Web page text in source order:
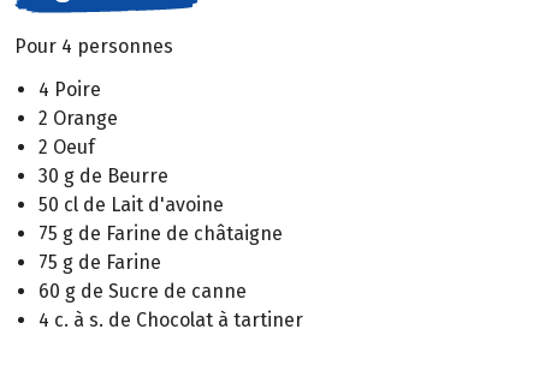
Pour 4 personnes
4 Poire
2 Orange
2 Oeuf
30 g de Beurre
50 cl de Lait d'avoine
75 g de Farine de châtaigne
75 g de Farine
60 g de Sucre de canne
4 c. à s. de Chocolat à tartiner